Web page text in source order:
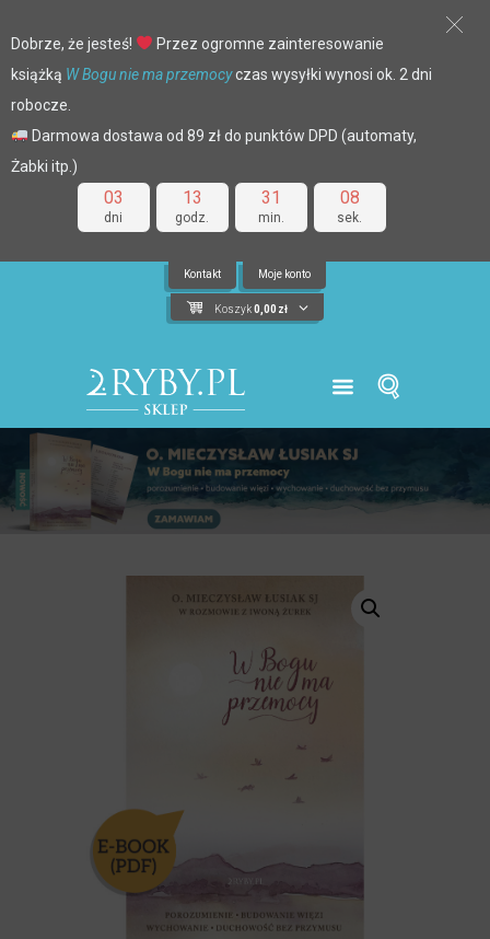
03
dni
13
godz.
31
min.
07
sek.
Dobrze, że jesteś!
Przez ogromne zainteresowanie
książką W Bogu nie ma przemocyczas wysyłki wynosi ok. 2 dni
robocze.
Darmowa dostawa od 89 zł do punktów DPD (automaty,
Żabki itp.)
Kontakt Moje konto
Koszyk 0,00 zł